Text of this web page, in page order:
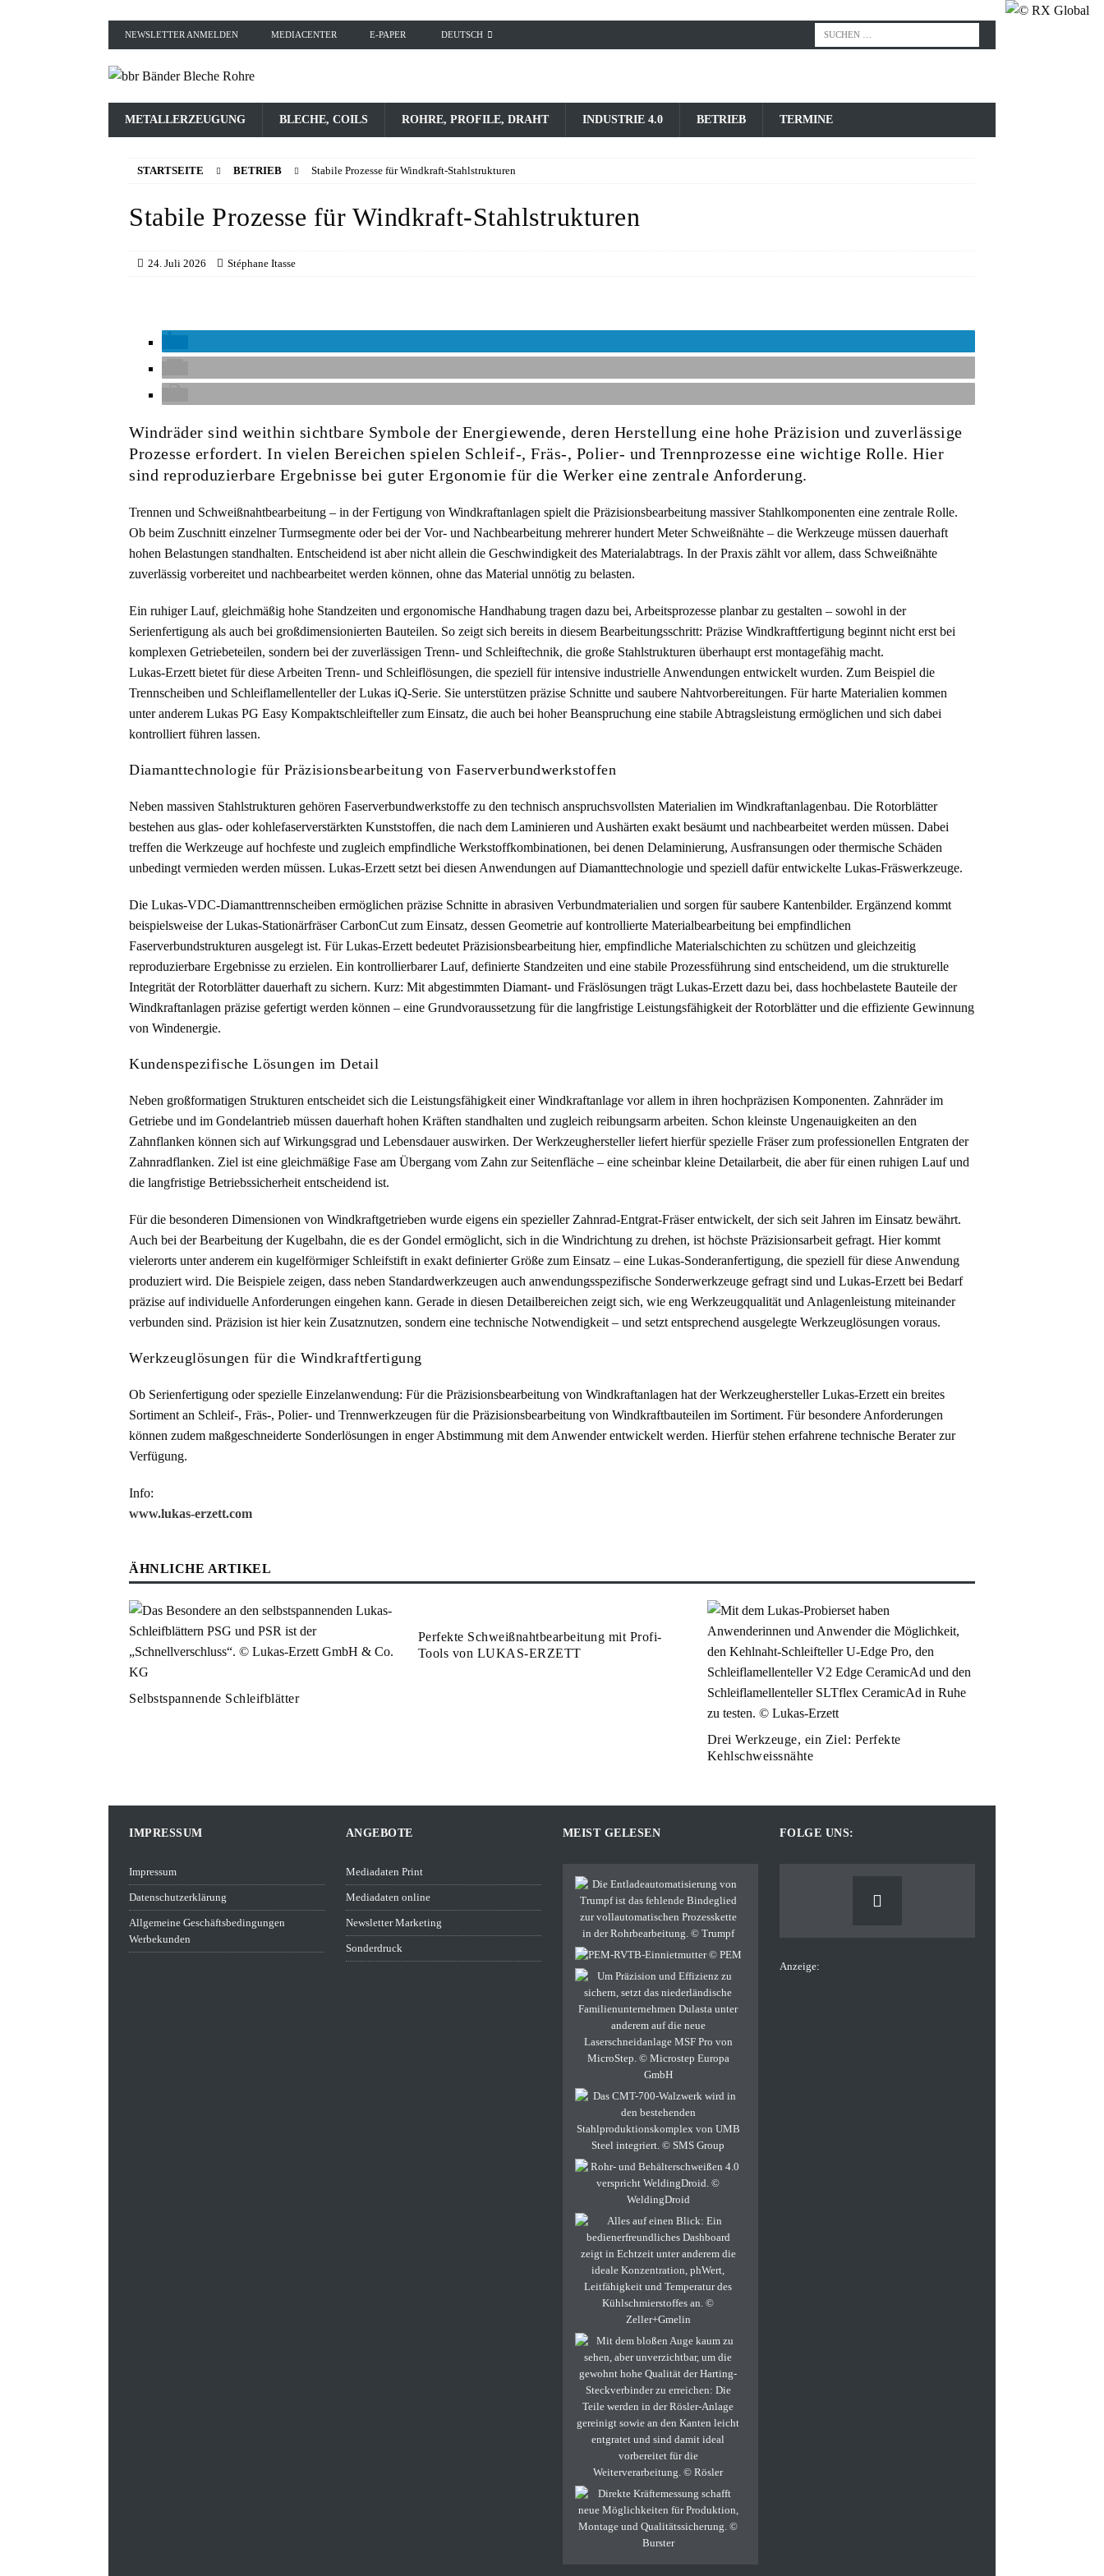
NEWSLETTER ANMELDEN MEDIACENTER E-PAPER DEUTSCH
METALLERZEUGUNG BLECHE, COILS ROHRE, PROFILE, DRAHT INDUSTRIE 4.0 BETRIEB TERMINE
STARTSEITE BETRIEB Stabile Prozesse für Windkraft-Stahlstrukturen
Stabile Prozesse für Windkraft-Stahlstrukturen
24. Juli 2026 Stéphane Itasse
Windräder sind weithin sichtbare Symbole der Energiewende, deren Herstellung eine hohe Präzision und zuverlässige
Prozesse erfordert. In vielen Bereichen spielen Schleif-, Fräs-, Polier- und Trennprozesse eine wichtige Rolle. Hier
sind reproduzierbare Ergebnisse bei guter Ergonomie für die Werker eine zentrale Anforderung.
Trennen und Schweißnahtbearbeitung – in der Fertigung von Windkraftanlagen spielt die Präzisionsbearbeitung massiver Stahlkomponenten eine zentrale Rolle.
Ob beim Zuschnitt einzelner Turmsegmente oder bei der Vor- und Nachbearbeitung mehrerer hundert Meter Schweißnähte – die Werkzeuge müssen dauerhaft
hohen Belastungen standhalten. Entscheidend ist aber nicht allein die Geschwindigkeit des Materialabtrags. In der Praxis zählt vor allem, dass Schweißnähte
zuverlässig vorbereitet und nachbearbeitet werden können, ohne das Material unnötig zu belasten.
Ein ruhiger Lauf, gleichmäßig hohe Standzeiten und ergonomische Handhabung tragen dazu bei, Arbeitsprozesse planbar zu gestalten – sowohl in der
Serienfertigung als auch bei großdimensionierten Bauteilen. So zeigt sich bereits in diesem Bearbeitungsschritt: Präzise Windkraftfertigung beginnt nicht erst bei
komplexen Getriebeteilen, sondern bei der zuverlässigen Trenn- und Schleiftechnik, die große Stahlstrukturen überhaupt erst montagefähig macht.
Lukas-Erzett bietet für diese Arbeiten Trenn- und Schleiflösungen, die speziell für intensive industrielle Anwendungen entwickelt wurden. Zum Beispiel die
Trennscheiben und Schleiflamellenteller der Lukas iQ-Serie. Sie unterstützen präzise Schnitte und saubere Nahtvorbereitungen. Für harte Materialien kommen
unter anderem Lukas PG Easy Kompaktschleifteller zum Einsatz, die auch bei hoher Beanspruchung eine stabile Abtragsleistung ermöglichen und sich dabei
kontrolliert führen lassen.
Diamanttechnologie für Präzisionsbearbeitung von Faserverbundwerkstoffen
Neben massiven Stahlstrukturen gehören Faserverbundwerkstoffe zu den technisch anspruchsvollsten Materialien im Windkraftanlagenbau. Die Rotorblätter
bestehen aus glas- oder kohlefaserverstärkten Kunststoffen, die nach dem Laminieren und Aushärten exakt besäumt und nachbearbeitet werden müssen. Dabei
treffen die Werkzeuge auf hochfeste und zugleich empfindliche Werkstoffkombinationen, bei denen Delaminierung, Ausfransungen oder thermische Schäden
unbedingt vermieden werden müssen. Lukas-Erzett setzt bei diesen Anwendungen auf Diamanttechnologie und speziell dafür entwickelte Lukas-Fräswerkzeuge.
Die Lukas-VDC-Diamanttrennscheiben ermöglichen präzise Schnitte in abrasiven Verbundmaterialien und sorgen für saubere Kantenbilder. Ergänzend kommt
beispielsweise der Lukas-Stationärfräser CarbonCut zum Einsatz, dessen Geometrie auf kontrollierte Materialbearbeitung bei empfindlichen
Faserverbundstrukturen ausgelegt ist. Für Lukas-Erzett bedeutet Präzisionsbearbeitung hier, empfindliche Materialschichten zu schützen und gleichzeitig
reproduzierbare Ergebnisse zu erzielen. Ein kontrollierbarer Lauf, definierte Standzeiten und eine stabile Prozessführung sind entscheidend, um die strukturelle
Integrität der Rotorblätter dauerhaft zu sichern. Kurz: Mit abgestimmten Diamant- und Fräslösungen trägt Lukas-Erzett dazu bei, dass hochbelastete Bauteile der
Windkraftanlagen präzise gefertigt werden können – eine Grundvoraussetzung für die langfristige Leistungsfähigkeit der Rotorblätter und die effiziente Gewinnung
von Windenergie.
Kundenspezifische Lösungen im Detail
Neben großformatigen Strukturen entscheidet sich die Leistungsfähigkeit einer Windkraftanlage vor allem in ihren hochpräzisen Komponenten. Zahnräder im
Getriebe und im Gondelantrieb müssen dauerhaft hohen Kräften standhalten und zugleich reibungsarm arbeiten. Schon kleinste Ungenauigkeiten an den
Zahnflanken können sich auf Wirkungsgrad und Lebensdauer auswirken. Der Werkzeughersteller liefert hierfür spezielle Fräser zum professionellen Entgraten der
Zahnradflanken. Ziel ist eine gleichmäßige Fase am Übergang vom Zahn zur Seitenfläche – eine scheinbar kleine Detailarbeit, die aber für einen ruhigen Lauf und
die langfristige Betriebssicherheit entscheidend ist.
Für die besonderen Dimensionen von Windkraftgetrieben wurde eigens ein spezieller Zahnrad-Entgrat-Fräser entwickelt, der sich seit Jahren im Einsatz bewährt.
Auch bei der Bearbeitung der Kugelbahn, die es der Gondel ermöglicht, sich in die Windrichtung zu drehen, ist höchste Präzisionsarbeit gefragt. Hier kommt
vielerorts unter anderem ein kugelförmiger Schleifstift in exakt definierter Größe zum Einsatz – eine Lukas-Sonderanfertigung, die speziell für diese Anwendung
produziert wird. Die Beispiele zeigen, dass neben Standardwerkzeugen auch anwendungsspezifische Sonderwerkzeuge gefragt sind und Lukas-Erzett bei Bedarf
präzise auf individuelle Anforderungen eingehen kann. Gerade in diesen Detailbereichen zeigt sich, wie eng Werkzeugqualität und Anlagenleistung miteinander
verbunden sind. Präzision ist hier kein Zusatznutzen, sondern eine technische Notwendigkeit – und setzt entsprechend ausgelegte Werkzeuglösungen voraus.
Werkzeuglösungen für die Windkraftfertigung
Ob Serienfertigung oder spezielle Einzelanwendung: Für die Präzisionsbearbeitung von Windkraftanlagen hat der Werkzeughersteller Lukas-Erzett ein breites
Sortiment an Schleif-, Fräs-, Polier- und Trennwerkzeugen für die Präzisionsbearbeitung von Windkraftbauteilen im Sortiment. Für besondere Anforderungen
können zudem maßgeschneiderte Sonderlösungen in enger Abstimmung mit dem Anwender entwickelt werden. Hierfür stehen erfahrene technische Berater zur
Verfügung.
Info:
www.lukas-erzett.com
ÄHNLICHE ARTIKEL
Selbstspannende Schleifblätter
Perfekte Schweißnahtbearbeitung mit Profi-
Tools von LUKAS-ERZETT
Drei Werkzeuge, ein Ziel: Perfekte
Kehlschweissnähte
IMPRESSUM
Impressum
Datenschutzerklärung
Allgemeine Geschäftsbedingungen
Werbekunden
ANGEBOTE
Mediadaten Print
Mediadaten online
Newsletter Marketing
Sonderdruck
MEIST GELESEN FOLGE UNS:
Anzeige: